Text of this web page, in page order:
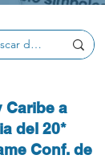
Caribe a
del 20*
Conf. de